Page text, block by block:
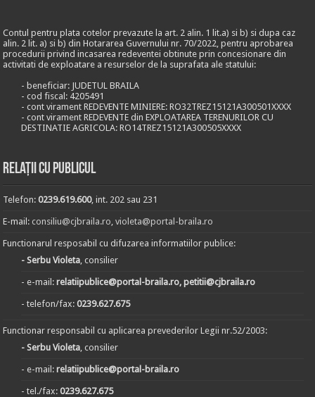
Contul pentru plata cotelor prevazute la art. 2 alin. 1 lit.a) si b) si dupa caz
alin. 2 lit. a) si b) din Hotararea Guvernului nr. 70/2022, pentru aprobarea
procedurii privind incasarea redeventei obtinute prin concesionare din
activitati de exploatare a resurselor de la suprafata ale statului:
- beneficiar: JUDETUL BRAILA
- cod fiscal: 4205491
- cont virament REDEVENTE MINIERE: RO32TREZ15121A300501XXXX
- cont virament REDEVENTE din EXPLOATAREA TERENURILOR CU
DESTINATIE AGRICOLA: RO14TREZ15121A300505XXXX
Relații cu publicul
Telefon:0239.619.600, int. 202 sau 231
E-mail:consiliu@cjbraila.ro,violeta@portal-braila.ro
Functionarul resposabil cu difuzarea informatiilor publice:
- Serbu Violeta, consilier
- e-mail:relatiipublice@portal-braila.ro, petitii@cjbraila.ro
- telefon/fax:0239.627.675
Functionar responsabil cu aplicarea prevederilor Legii nr.52/2003:
- Serbu Violeta, consilier
- e-mail:relatiipublice@portal-braila.ro
- tel./fax:0239.627.675